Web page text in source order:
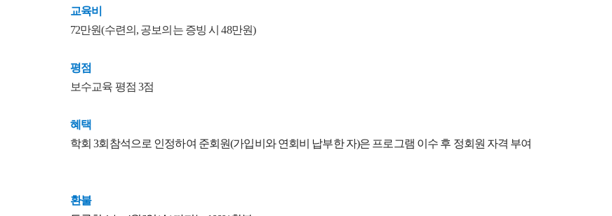
교육비
72만원(수련의, 공보의는 증빙 시 48만원)
평점
보수교육 평점 3점
혜택
학회 3회참석으로 인정하여 준회원(가입비와 연회비 납부한 자)은 프로그램 이수 후 정회원 자격 부여
환불